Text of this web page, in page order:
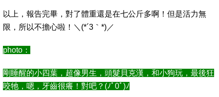
以上，報告完畢，對了體重還是在七公斤多啊！但是活力無
限，所以不擔心啦！＼(*´3｀*)／
photo：
剛睡醒的小四葉，超像男生，頭髮貝克漢，和小狗玩，最後狂
咬牠，嗯，牙齒很癢！對吧？(ﾉﾟ0ﾟ)ﾉ